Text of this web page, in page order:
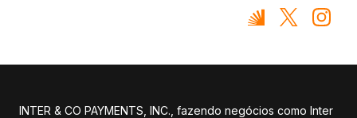
INTER & CO PAYMENTS, INC., fazendo negócios como Inter